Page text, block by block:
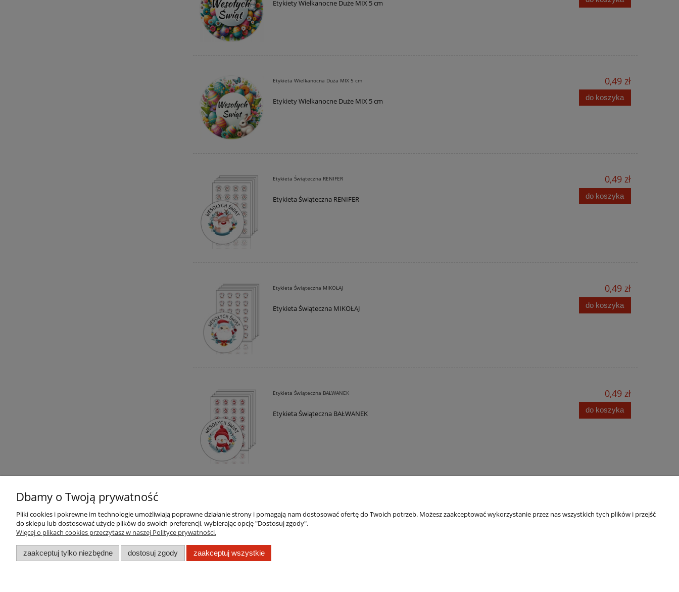
Etykiety Wielkanocne Duże MIX 5 cm
Etykieta Wielkanocna Duża MIX 5 cm
Etykiety Wielkanocne Duże MIX 5 cm
0,49 zł
do koszyka
Etykieta Świąteczna RENIFER
Etykieta Świąteczna RENIFER
0,49 zł
do koszyka
Etykieta Świąteczna MIKOŁAJ
Etykieta Świąteczna MIKOŁAJ
0,49 zł
do koszyka
Etykieta Świąteczna BAŁWANEK
Etykieta Świąteczna BAŁWANEK
0,49 zł
do koszyka
Pomoc
Regulamin sklepu
Zwroty i reklamacje
Moje konto
Twoje zamówienia
Ustawienia konta
Płatności i dostawa
Dbamy o Twoją prywatność
Pliki cookies i pokrewne im technologie umożliwiają poprawne działanie strony i pomagają nam dostosować ofertę do Twoich potrzeb. Możesz zaakceptować wykorzystanie przez nas wszystkich tych plików i przejść
do sklepu lub dostosować użycie plików do swoich preferencji, wybierając opcję "Dostosuj zgody".
Więcej o plikach cookies przeczytasz w naszej Polityce prywatności.
zaakceptuj tylko niezbędne dostosuj zgody zaakceptuj wszystkie